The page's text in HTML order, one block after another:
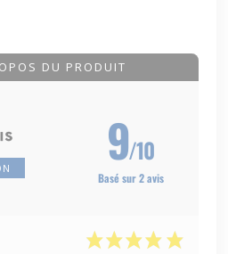
DU PRODUIT
9/10
Basé sur 2 avis